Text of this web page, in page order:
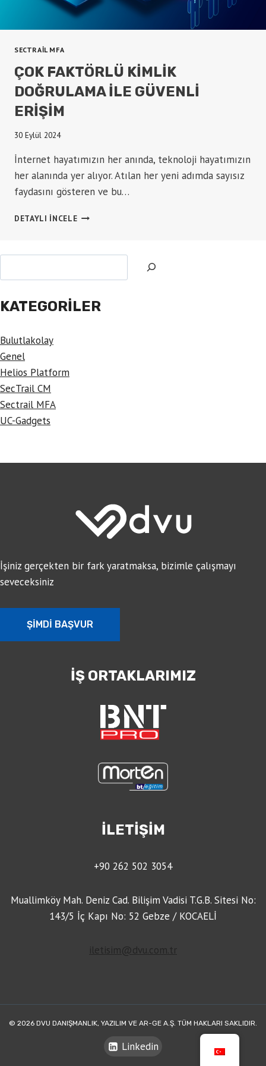
SECTRAIL MFA
ÇOK FAKTÖRLÜ KIMLIK
DOĞRULAMA ILE GÜVENLI
ERIŞIM
30 Eylül 2024
İnternet hayatımızın her anında, teknoloji hayatımızın
her alanında yer alıyor. Atılan her yeni adımda sayısız
faydasını gösteren ve bu…
DETAYLI INCELEÇOK
DOĞRULAMA
GÜVENLI
KATEGORILER
Bulutlakolay
Genel
Helios Platform
SecTrail CM
Sectrail MFA
UC-Gadgets
İşiniz gerçekten bir fark yaratmaksa, bizimle çalışmayı
seveceksiniz
ŞİMDİ BAŞVUR
İŞ ORTAKLARIMIZ
İLETİŞİM
+90 262 502 3054
Muallimköy Mah. Deniz Cad. Bilişim Vadisi T.G.B. Sitesi No:
143/5 İç Kapı No: 52 Gebze / KOCAELİ
iletisim@dvu.com.tr
© 2026 DVU DANIŞMANLIK, YAZILIM VE AR-GE A.Ş. TÜM HAKLARI SAKLIDIR.
Linkedin